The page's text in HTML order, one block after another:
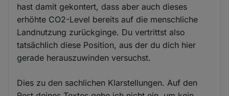
hast damit gekontert, dass aber auch dieses
erhöhte CO2-Level bereits auf die menschliche
Landnutzung zurückginge. Du vertrittst also
tatsächlich diese Position, aus der du dich hier
gerade herauszuwinden versuchst.
Dies zu den sachlichen Klarstellungen. Auf den